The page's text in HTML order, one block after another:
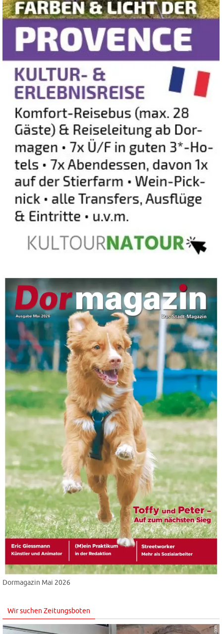
Dormagazin Mai 2026
Wir suchen Zeitungsboten